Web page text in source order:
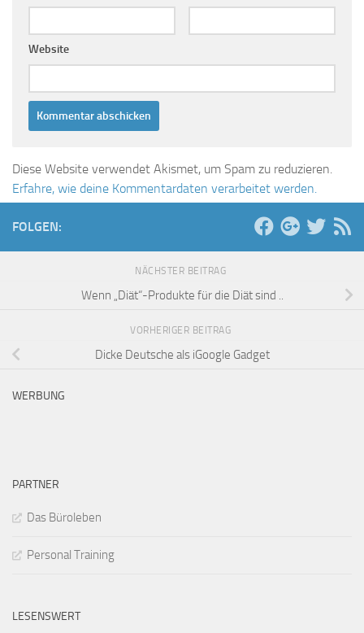
Website
Diese Website verwendet Akismet, um Spam zu reduzieren.
Erfahre, wie deine Kommentardaten verarbeitet werden.
FOLGEN:
NÄCHSTER BEITRAG
Wenn „Diät“-Produkte für die Diät sind ..
VORHERIGER BEITRAG
Dicke Deutsche als iGoogle Gadget
WERBUNG
PARTNER
Das Büroleben
Personal Training
LESENSWERT